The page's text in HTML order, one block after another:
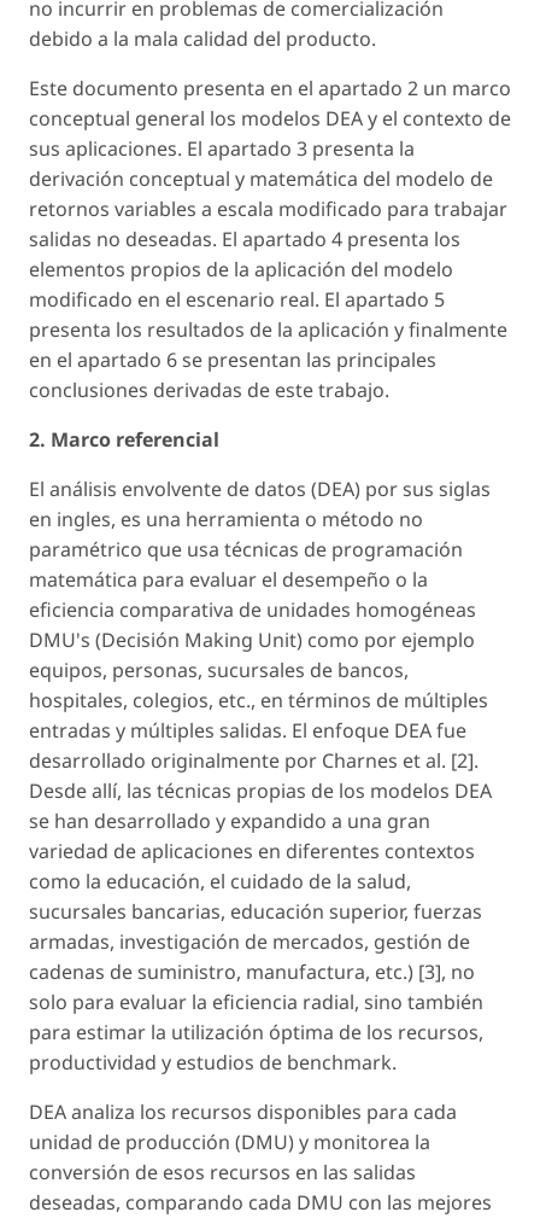
no incurrir en problemas de comercialización
debido a la mala calidad del producto.
Este documento presenta en el apartado 2 un marco
conceptual general los modelos DEA y el contexto de
sus aplicaciones. El apartado 3 presenta la
derivación conceptual y matemática del modelo de
retornos variables a escala modificado para trabajar
salidas no deseadas. El apartado 4 presenta los
elementos propios de la aplicación del modelo
modificado en el escenario real. El apartado 5
presenta los resultados de la aplicación y finalmente
en el apartado 6 se presentan las principales
conclusiones derivadas de este trabajo.
2. Marco referencial
El análisis envolvente de datos (DEA) por sus siglas
en ingles, es una herramienta o método no
paramétrico que usa técnicas de programación
matemática para evaluar el desempeño o la
eficiencia comparativa de unidades homogéneas
DMU's (Decisión Making Unit) como por ejemplo
equipos, personas, sucursales de bancos,
hospitales, colegios, etc., en términos de múltiples
entradas y múltiples salidas. El enfoque DEA fue
desarrollado originalmente por Charnes et al. [2].
Desde allí, las técnicas propias de los modelos DEA
se han desarrollado y expandido a una gran
variedad de aplicaciones en diferentes contextos
como la educación, el cuidado de la salud,
sucursales bancarias, educación superior, fuerzas
armadas, investigación de mercados, gestión de
cadenas de suministro, manufactura, etc.) [3], no
solo para evaluar la eficiencia radial, sino también
para estimar la utilización óptima de los recursos,
productividad y estudios de benchmark.
DEA analiza los recursos disponibles para cada
unidad de producción (DMU) y monitorea la
conversión de esos recursos en las salidas
deseadas, comparando cada DMU con las mejores